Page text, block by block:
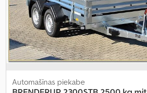
Automašīnas piekabe